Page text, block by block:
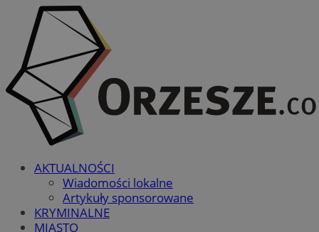
AKTUALNOŚCI
Wiadomości lokalne
Artykuły sponsorowane
KRYMINALNE
MIASTO